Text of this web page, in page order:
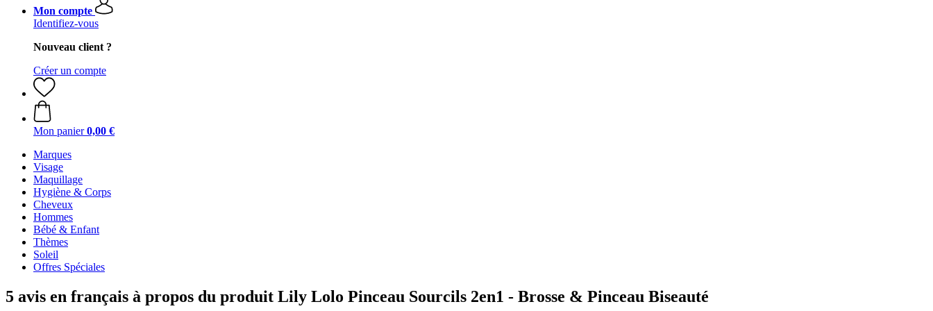
Mon compte
Identifiez-vous
Nouveau client ?
Créer un compte
Mon panier 0,00 €
Marques
Visage
Maquillage
Hygiène & Corps
Cheveux
Hommes
Bébé & Enfant
Thèmes
Soleil
Offres Spéciales
5 avis en français à propos du produit Lily Lolo Pinceau Sourcils 2en1 - Brosse & Pinceau Biseauté